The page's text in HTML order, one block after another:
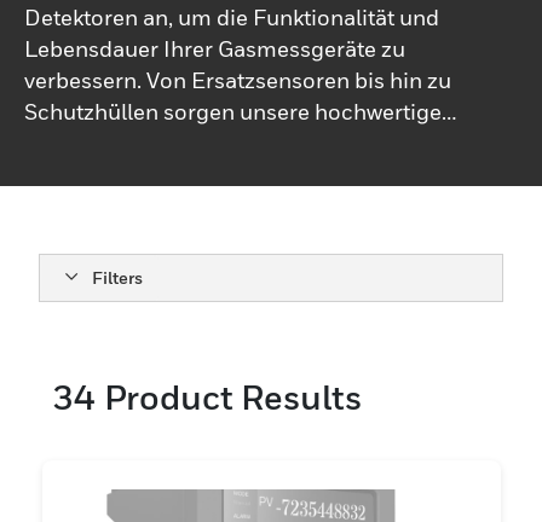
Detektoren an, um die Funktionalität und
Lebensdauer Ihrer Gasmessgeräte zu
verbessern. Von Ersatzsensoren bis hin zu
Schutzhüllen sorgen unsere hochwertigen
Leistung, die in kritischen Umgebungen
erforderlich ist.
Filters
34 Product Results